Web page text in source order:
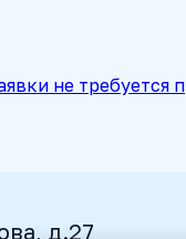
не требуется
д.27